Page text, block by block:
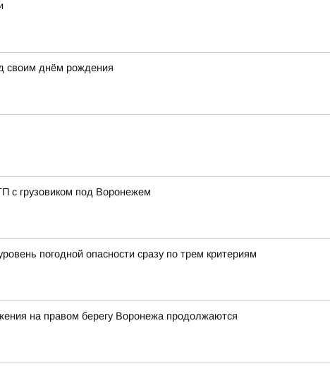
своим днём рождения
с грузовиком под Воронежем
погодной опасности сразу по трем критериям
на правом берегу Воронежа продолжаются